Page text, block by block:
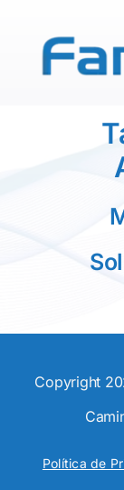
contenido
Copyright
Política de